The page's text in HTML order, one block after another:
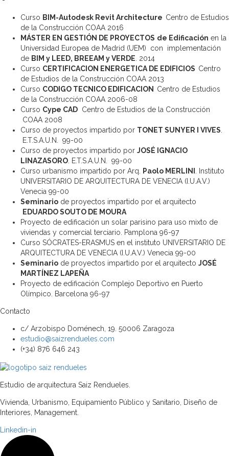
Curso BIM-Autodesk Revit Architecture Centro de Estudios
de la Construcción COAA 2016
MÁSTER EN GESTIÓN DE PROYECTOS de Edificación en la
Universidad Europea de Madrid (UEM) con implementación
de BIM y LEED, BREEAM y VERDE. 2014
Curso CERTIFICACION ENERGETICA DE EDIFICIOS Centro
de Estudios de la Construcción COAA 2013
Curso CODIGO TECNICO EDIFICACION Centro de Estudios
de la Construcción COAA 2006-08
Curso Cype CAD Centro de Estudios de la Construcción
COAA 2008
Curso de proyectos impartido por TONET SUNYER I VIVES.
E.T.S.A.U.N. 99-00
Curso de proyectos impartido por JOSÉ IGNACIO
LINAZASORO. E.T.S.A.U.N. 99-00
Curso urbanismo impartido por Arq. Paolo MERLINI . Instituto
UNIVERSITARIO DE ARQUITECTURA DE VENECIA (I.U.A.V.)
Venecia 99-00
Seminario de proyectos impartido por el arquitecto
EDUARDO SOUTO DE MOURA
Proyecto de edificación un solar parisino para uso mixto de
viviendas y comercial terciario. Pamplona 96-97
Curso SÓCRATES-ERASMUS en el instituto UNIVERSITARIO DE
ARQUITECTURA DE VENECIA (I.U.A.V.) Venecia 99-00
Seminario de proyectos impartido por el arquitecto JOSÉ
MARTÍNEZ LAPEÑA
Proyecto de edificación Complejo Deportivo en Puerto
Olímpico. Barcelona 96-97
Contacto
c/ Arzobispo Doménech, 19. 50006 Zaragoza
estudio@saizrendueles.com
(+34) 876 646 243
Estudio de arquitectura Saiz Rendueles.
Vivienda, Urbanismo, Equipamiento Público y Sanitario, Diseño de
Interiores, Management.
Linkedin-in